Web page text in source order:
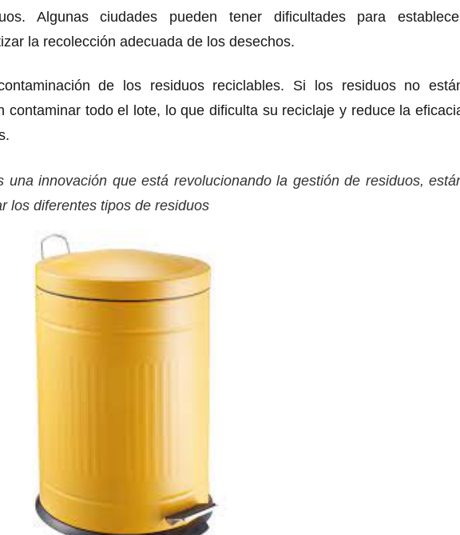
Algunas ciudades pueden tener dificultades para
la recolección adecuada de los desechos.
de los residuos reciclables. Si los residuos no
contaminar todo el lote, lo que dificulta su reciclaje y reduce la
innovación que está revolucionando la gestión de residuos,
los diferentes tipos de residuos